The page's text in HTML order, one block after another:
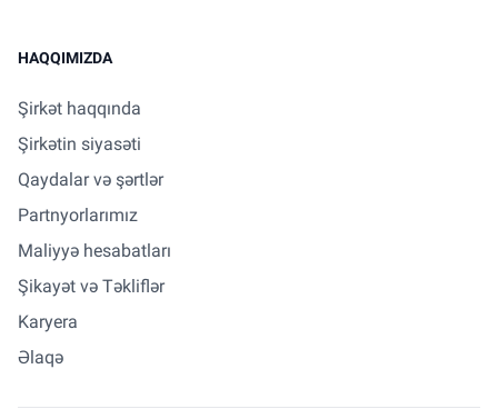
HAQQIMIZDA
Şirkət haqqında
Şirkətin siyasəti
Qaydalar və şərtlər
Partnyorlarımız
Maliyyə hesabatları
Şikayət və Təkliflər
Karyera
Əlaqə